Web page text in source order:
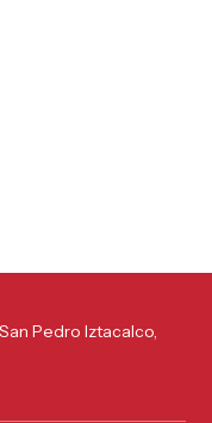
Pedro Iztacalco,